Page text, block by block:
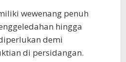
wewenang penuh
hingga
demi
di persidangan.